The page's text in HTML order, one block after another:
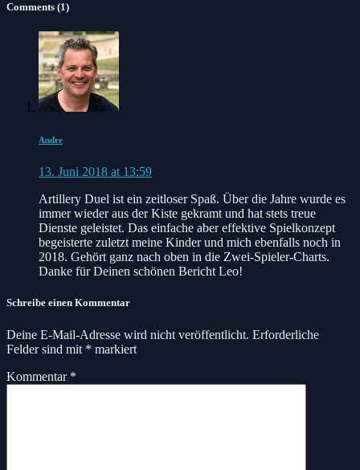
Comments (1)
Andre
13. Juni 2018 at 13:59
Artillery Duel ist ein zeitloser Spaß. Über die Jahre wurde es
immer wieder aus der Kiste gekramt und hat stets treue
Dienste geleistet. Das einfache aber effektive Spielkonzept
begeisterte zuletzt meine Kinder und mich ebenfalls noch in
2018. Gehört ganz nach oben in die Zwei-Spieler-Charts.
Danke für Deinen schönen Bericht Leo!
Schreibe einen Kommentar
Deine E-Mail-Adresse wird nicht veröffentlicht. Erforderliche
Felder sind mit * markiert
Kommentar *